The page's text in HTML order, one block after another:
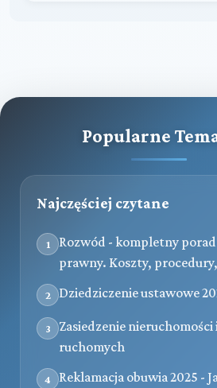
Popularne
Najczęściej czytane
1
Rozwód - kompletny
prawny. Koszty,
2 Dziedziczenie ustawowe
3
Zasiedzenie nieruchomości
ruchomych
4
Reklamacja obuwia 2025 -